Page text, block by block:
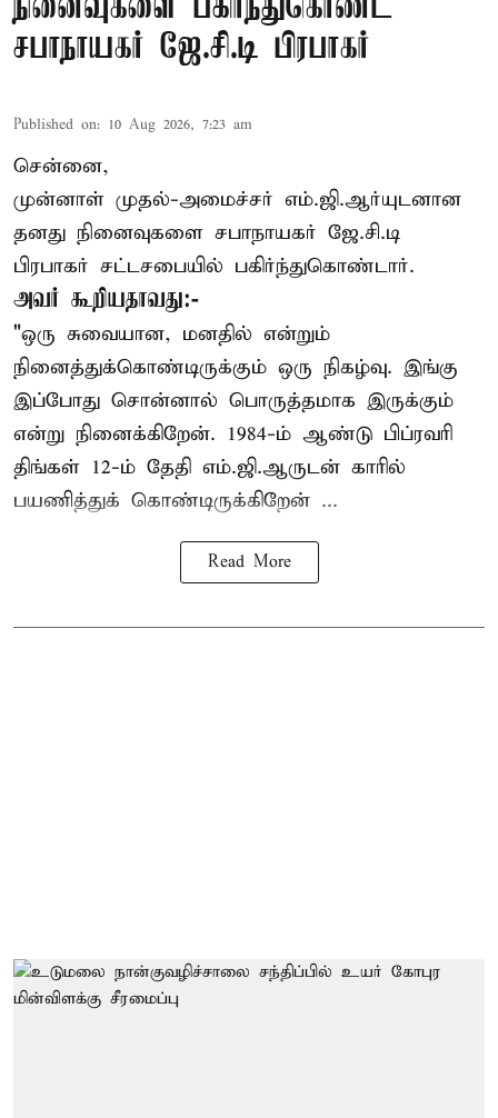
நினைவுகளை பகிர்ந்துகொண்ட
சபாநாயகர் ஜே.சி.டி பிரபாகர்
Published on: 10 Aug 2026, 7:23 am
சென்னை,
முன்னாள் முதல்-அமைச்சர் எம்.ஜி.ஆர்யுடனான
தனது நினைவுகளை சபாநாயகர் ஜே.சி.டி
பிரபாகர் சட்டசபையில் பகிர்ந்துகொண்டார்.
அவர் கூறியதாவது:-
"ஒரு சுவையான, மனதில் என்றும்
நினைத்துக்கொண்டிருக்கும் ஒரு நிகழ்வு. இங்கு
இப்போது சொன்னால் பொருத்தமாக இருக்கும்
என்று நினைக்கிறேன். 1984-ம் ஆண்டு பிப்ரவரி
திங்கள் 12-ம் தேதி எம்.ஜி.ஆருடன் காரில்
பயணித்துக் கொண்டிருக்கிறேன் ...
Read More